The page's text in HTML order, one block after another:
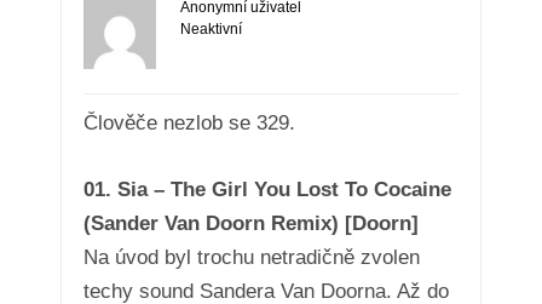
Anonymní uživatel
Neaktivní
Člověče nezlob se 329.
01. Sia – The Girl You Lost To Cocaine
(Sander Van Doorn Remix) [Doorn]
Na úvod byl trochu netradičně zvolen
techy sound Sandera Van Doorna. Až do